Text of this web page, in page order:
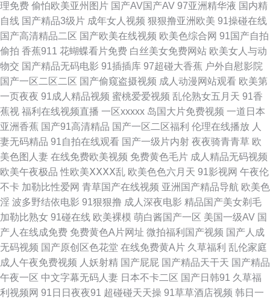
天堂 91大神唐伯虎520 AV影音先锋电影网 欧美成人一区 五月亭激情伊人 91
人人操 成人在线观看91 青青草在线狠狠干 91被爽巨乳黄美国 99热99这里
有精品 久久93 色婷婷久久综 狠狠操网址 wwwcom色色 九色骚屄91 日韩无
码欧美高清 91黑人 92恋足园 精品亚洲日韩在线专区 午夜精品久久麻豆 91
人妻激情视频 大香焦狠操B 免费精品av网站 不卡另类 黑丝袜AV影院 精品一
区二区三四五区 亚州av不卡 91内射视频 成人午夜无码福利视频 欧美午夜久
久 先锋影音丝袜制服AV 手机偷拍色图 91香蕉久久 欧美久久黄 91精品传媒
婷婷超碰 91精品7 成人TV午夜福利 免费性爱 午夜剧场福利社 91桃色视频在
线 国产妓女一一二区三区 日韩精品国伦在线播放 91成人天蚕 成人斗音视频
久久伊人艹 亚洲激情文学视频 91视频在线资源网 国产白拍不卡c 欧美黑人
理免费 偷怕欧美亚州图片 国产AV国产AV 97亚洲精华液 国内精
自线 国产精品3级片 成年女人视频 狠狠撸亚洲欧美 91操碰在线
国产高清精品二区 国产欧美在线视频 欧美色综合网 91国产自拍
偷拍 香蕉911 花蝴蝶看片免费 白丝美女免费网站 欧美女人与动
物交 国产精品无码电影 91插插库 97超碰大香蕉 户外自慰影院
国产一区二区二区 国产偷窥盗摄视频 成人动漫网站观看 欧美第
一页夜夜 91成人精品视频 蜜桃爱爱视频 乱伦熟女五月天 91香
蕉视 福利在线视频直播 一区xxxxx 岛国大片免费视频 一道日本
亚洲香蕉 国产91高清精品 国产一区二区福利 伦理在线播放 人
妻无码精品 91自拍在线观看 国产一级片内射 夜夜骑青青草 欧
美色图人妻 在线免费欧美视频 免费黄色毛片 成人精品无码视频
欧美午夜极品 性欧美ⅩⅩⅩⅩ乱 欧美色色六月天 91影视网 午夜伦
不卡 加勒比性爱网 青草国产在线视频 亚洲国产精品导航 欧美色
淫 波多野结依电影 91狠狠撸 成人深夜电影 精品国产美女剃毛
加勒比熟女 91碰在线 欧美裸模 萌白酱国产一区 美国一级AV 国
产人在线成免费 免费黄色A片网址 微拍福利国产视频 国产人成
无码视频 国产原创区色花堂 在线免费黄A片 久草福利 乱伦家庭
成人午夜免费视频 人妖射精 国产屁屁 国产精品天干天 国产精品
午夜一区 中文字幕无码人妻 日本不卡二区 国产日韩91 久草福
利视频网 91日日夜夜91 超碰碰天天操 91草草酒店视频 韩日一